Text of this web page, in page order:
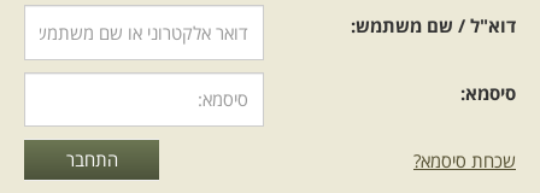
דוא"ל / שם משתמש:
סיסמא:
שכחת סיסמא?